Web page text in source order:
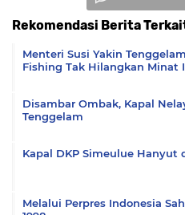
Rekomendasi Berita
Menteri Susi Yakin
Fishing Tak Hilangkan Minat
Disambar Ombak, Kapal
Tenggelam
Kapal DKP Simeulue Hanyut
Melalui Perpres Indonesia